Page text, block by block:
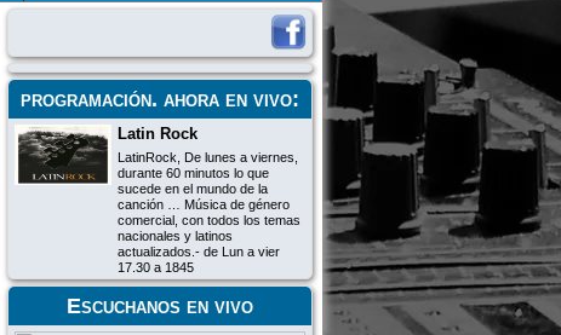
programación. ahora en vivo:
Latin Rock
LatinRock, De lunes a viernes,
durante 60 minutos lo que
sucede en el mundo de la
canción … Música de género
comercial, con todos los temas
nacionales y latinos
actualizados.- de Lun a vier
17.30 a 1845
Escuchanos en vivo